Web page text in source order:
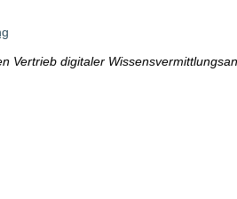
Vertrieb digitaler